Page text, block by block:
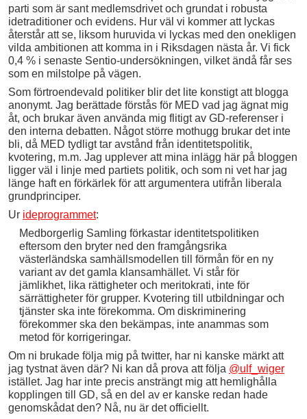
parti som är sant medlemsdrivet och grundat i robusta
idetraditioner och evidens. Hur väl vi kommer att lyckas
återstår att se, liksom huruvida vi lyckas med den onekligen
vilda ambitionen att komma in i Riksdagen nästa år. Vi fick
0,4 % i senaste Sentio-undersökningen, vilket ändå får ses
som en milstolpe på vägen.
Som förtroendevald politiker blir det lite konstigt att blogga
anonymt. Jag berättade förstås för MED vad jag ägnat mig
åt, och brukar även använda mig flitigt av GD-referenser i
den interna debatten. Något större mothugg brukar det inte
bli, då MED tydligt tar avstånd från identitetspolitik,
kvotering, m.m. Jag upplever att mina inlägg här på bloggen
ligger väl i linje med partiets politik, och som ni vet har jag
länge haft en förkärlek för att argumentera utifrån liberala
grundprinciper.
Ur ideprogrammet:
Medborgerlig Samling förkastar identitetspolitiken
eftersom den bryter ned den framgångsrika
västerländska samhällsmodellen till förmån för en ny
variant av det gamla klansamhället. Vi står för
jämlikhet, lika rättigheter och meritokrati, inte för
särrättigheter för grupper. Kvotering till utbildningar och
tjänster ska inte förekomma. Om diskriminering
förekommer ska den bekämpas, inte anammas som
metod för korrigeringar.
Om ni brukade följa mig på twitter, har ni kanske märkt att
jag tystnat även där? Ni kan då prova att följa @ulf_wiger
istället. Jag har inte precis ansträngt mig att hemlighålla
kopplingen till GD, så en del av er kanske redan hade
genomskådat den? Nå, nu är det officiellt.